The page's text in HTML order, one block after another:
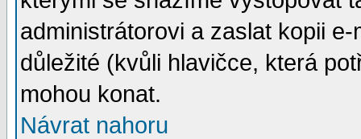
administrátorovi a zaslat kopii
důležité (kvůli hlavičce, která
mohou konat.
Návrat nahoru